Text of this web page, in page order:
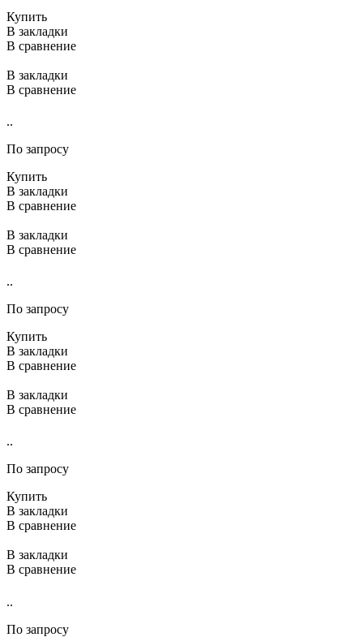
Купить
В закладки
В сравнение
В закладки
В сравнение
..
По запросу
Купить
В закладки
В сравнение
В закладки
В сравнение
..
По запросу
Купить
В закладки
В сравнение
В закладки
В сравнение
..
По запросу
Купить
В закладки
В сравнение
В закладки
В сравнение
..
По запросу